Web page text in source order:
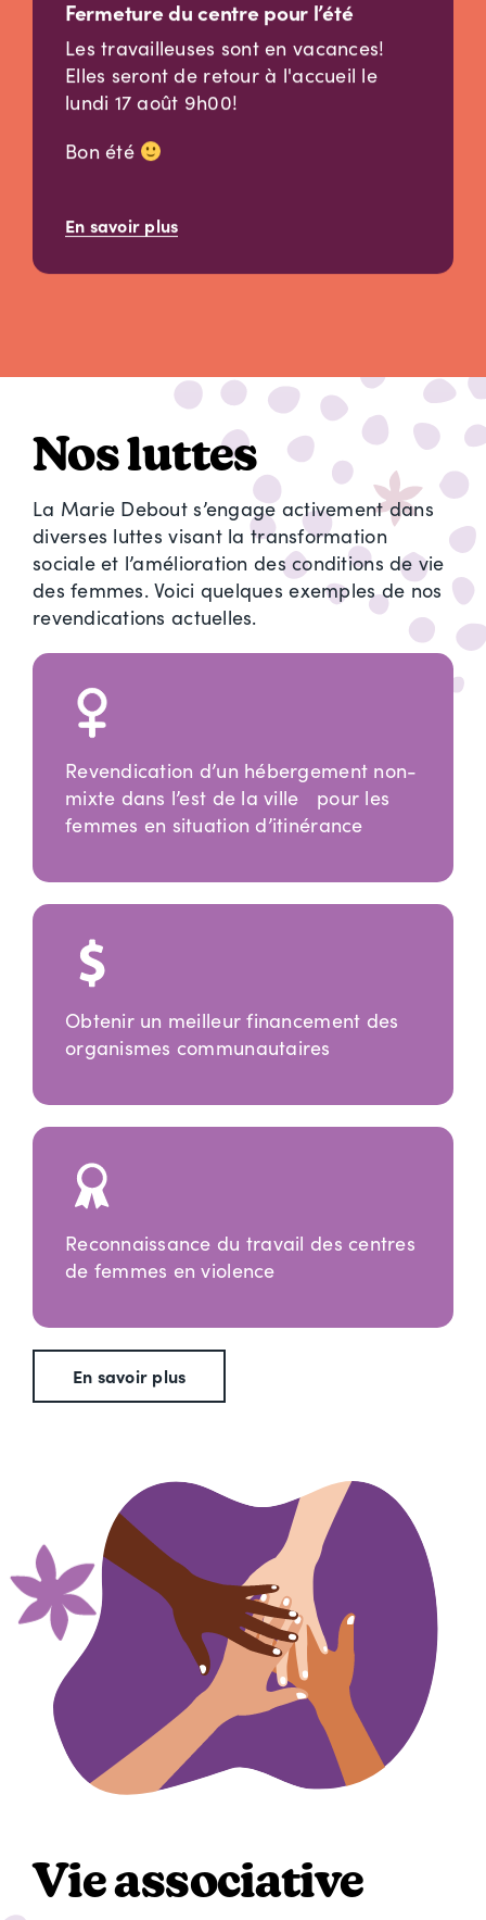
Fermeture du centre pour l’été
Les travailleuses sont en vacances!
Elles seront de retour à l'accueil le
lundi 17 août 9h00!
Bon été
En savoir plus
Nos luttes
La Marie Debout s’engage activement dans
diverses luttes visant la transformation
sociale et l’amélioration des conditions de vie
des femmes. Voici quelques exemples de nos
revendications actuelles.
Revendication d’un hébergement non-
mixte dans l’est de la ville pour les
femmes en situation d’itinérance
Obtenir un meilleur financement des
organismes communautaires
Reconnaissance du travail des centres
de femmes en violence
En savoir plus
Vie associative